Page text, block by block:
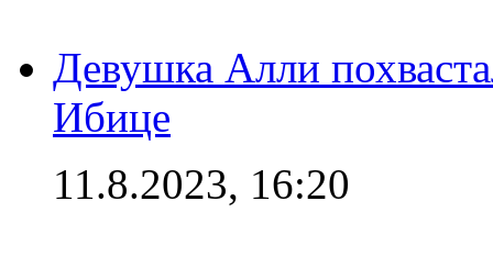
Девушка Алли
Ибице
11.8.2023, 16:20